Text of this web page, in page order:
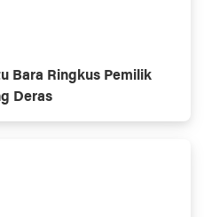
Bara Ringkus Pemilik
Deras